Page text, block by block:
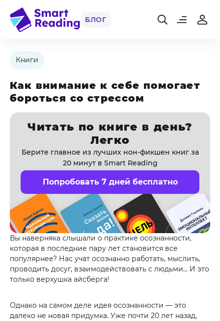
БЛОГ
Книги
Как внимание к себе помогает
бороться со стрессом
Читать по книге в день?
Легко
Берите главное из лучших нон-фикшен книг за
20 минут в Smart Reading
Попробовать 7 дней бесплатно
Вы наверняка слышали о практике осознанности,
которая в последние пару лет становится все
популярнее? Нас учат осознанно работать, мыслить,
проводить досуг, взаимодействовать с людьми… И это
только верхушка айсберга!
Однако на самом деле идея осознанности — это
далеко не новая придумка. Уже почти 20 лет назад,